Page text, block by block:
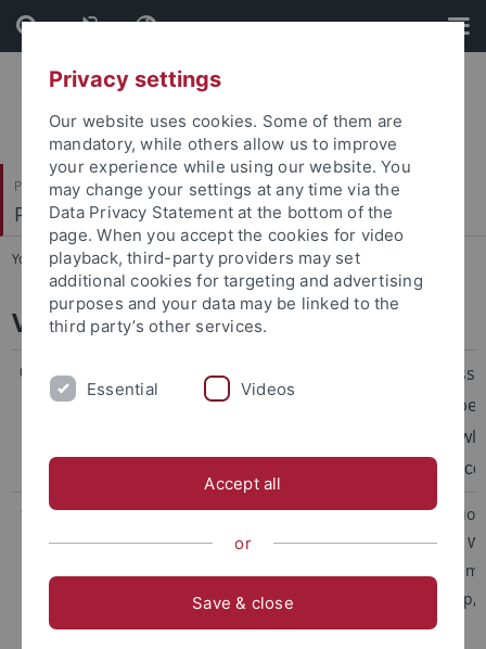
Skip
to
content
Skip
to
footer
Philosophische Fakultät
Prof. Dr. Claudia Maienborn
You are here: Startseite ... Vorträge
Vorträge
06.05.2026
WCCFL 44, Universidad
Nacional Autónoma de
At-
Boundary
World
German
16.03.2026
TeaP 2026, Tübingen,
15.-18.03.2026; Symposium:
Interpretation, Mechanisms
and Effects
When
Semantic vs.
(gemeinsam
Barbara
Privacy settings
Our website uses cookies. Some of them are
mandatory, while others allow us to improve
your experience while using our website. You
may change your settings at any time via the
Data Privacy Statement at the bottom of the
page. When you accept the cookies for video
playback, third-party providers may set
additional cookies for targeting and advertising
purposes and your data may be linked to the
third party’s other services.
Essential Videos
Accept all
or
Save & close